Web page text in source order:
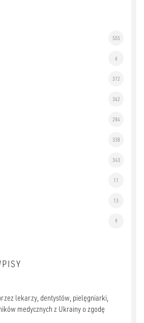
505
6
372
362
284
338
343
11
13
9
lekarzy, dentystów, pielęgniarki,
medycznych z Ukrainy o zgodę